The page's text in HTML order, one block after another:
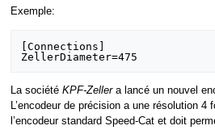
Exemple:
[Connections]
La société KPF-Zellera lancé un nouvel
L’encodeur de précision a une résolution 4
l’encodeur standard Speed-Cat et doit